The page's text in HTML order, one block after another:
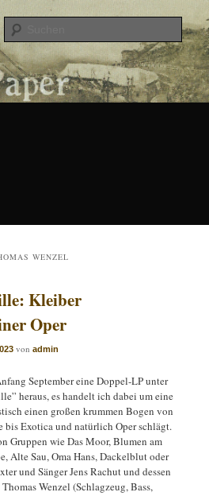
WENZEL
Kleiber
Oper
vonadmin
September eine Doppel-LP unter
heraus, es handelt ich dabei um eine
einen großen krummen Bogen von
bis Exotica und natürlich Oper schlägt.
Gruppen wie Das Moor, Blumen am
Alte Sau, Oma Hans, Dackelblut oder
und Sänger Jens Rachut und dessen
Wenzel (Schlagzeug, Bass,